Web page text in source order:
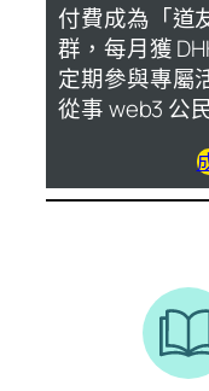
付費成為「道
群，每月獲
定期參與專屬
從事 web3 公